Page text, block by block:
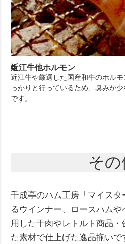
近江牛他ホルモン
近江牛や厳選した国産和牛のホル
っかりと行っているため、臭みが
です。
その
千成亭のハム工房「マイス
るウインナー、ロースハム
用した干肉やレトルト商品
た素材で仕上げた逸品揃いで